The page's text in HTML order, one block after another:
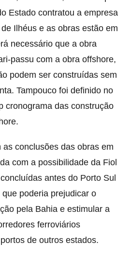
Estado contratou a empresa
Ilhéus e as obras estão em
necessário que a obra
passu com a obra offshore,
podem ser construídas sem
Tampouco foi definido no
cronograma das construção
as conclusões das obras em
com a possibilidade da Fiol
antes do Porto Sul
poderia prejudicar o
pela Bahia e estimular a
ferroviários
de outros estados.